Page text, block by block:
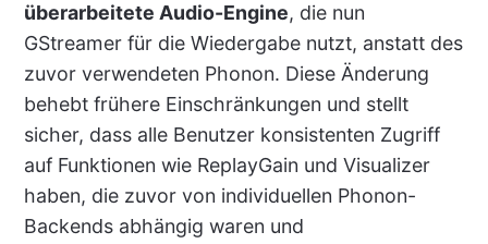
überarbeitete Audio-Engine, die nun
GStreamer für die Wiedergabe nutzt, anstatt des
zuvor verwendeten Phonon. Diese Änderung
behebt frühere Einschränkungen und stellt
sicher, dass alle Benutzer konsistenten Zugriff
auf Funktionen wie ReplayGain und Visualizer
haben, die zuvor von individuellen Phonon-
Backends abhängig waren und